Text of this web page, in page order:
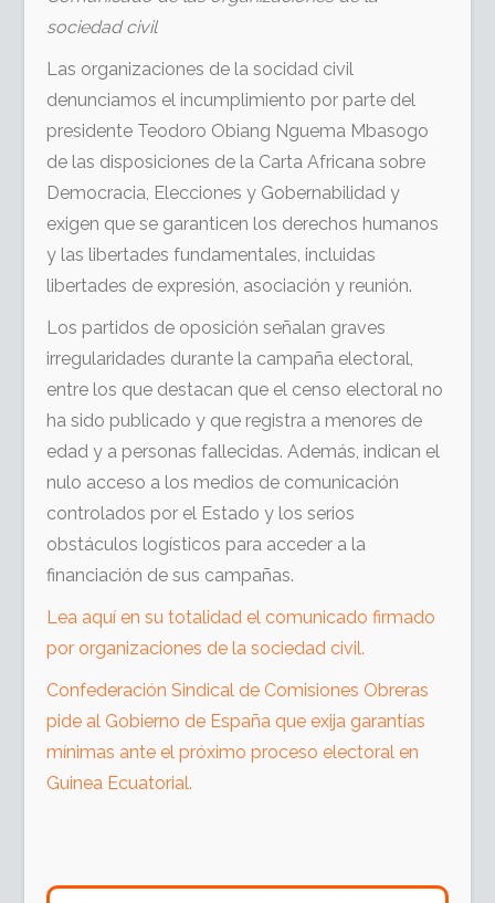
sociedad civil
Las organizaciones de la socidad civil
denunciamos el incumplimiento por parte del
presidente Teodoro Obiang Nguema Mbasogo
de las disposiciones de la Carta Africana sobre
Democracia, Elecciones y Gobernabilidad y
exigen que se garanticen los derechos humanos
y las libertades fundamentales, incluidas
libertades de expresión, asociación y reunión.
Los partidos de oposición señalan graves
irregularidades durante la campaña electoral,
entre los que destacan que el censo electoral no
ha sido publicado y que registra a menores de
edad y a personas fallecidas. Además, indican el
nulo acceso a los medios de comunicación
controlados por el Estado y los serios
obstáculos logísticos para acceder a la
financiación de sus campañas.
Lea aquí en su totalidad el comunicado firmado
por organizaciones de la sociedad civil.
Confederación Sindical de Comisiones Obreras
pide al Gobierno de España que exija garantías
mínimas ante el próximo proceso electoral en
Guinea Ecuatorial.